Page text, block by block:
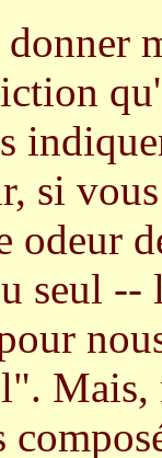
si
odeur
seul --